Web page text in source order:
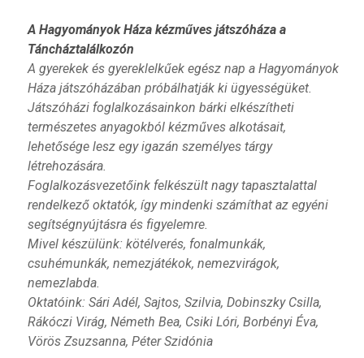
A Hagyományok Háza kézműves játszóháza a
Táncháztalálkozón
A gyerekek és gyereklelkűek egész nap a Hagyományok
Háza játszóházában próbálhatják ki ügyességüket.
Játszóházi foglalkozásainkon bárki elkészítheti
természetes anyagokból kézműves alkotásait,
lehetősége lesz egy igazán személyes tárgy
létrehozására.
Foglalkozásvezetőink felkészült nagy tapasztalattal
rendelkező oktatók, így mindenki számíthat az egyéni
segítségnyújtásra és figyelemre.
Mivel készülünk: kötélverés, fonalmunkák,
csuhémunkák, nemezjátékok, nemezvirágok,
nemezlabda.
Oktatóink: Sári Adél, Sajtos, Szilvia, Dobinszky Csilla,
Rákóczi Virág, Németh Bea, Csiki Lóri, Borbényi Éva,
Vörös Zsuzsanna, Péter Szidónia